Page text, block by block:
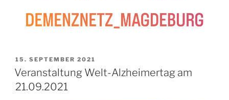
VERÖFFENTLICHT
AM
15. SEPTEMBER 2021
Veranstaltung Welt-Alzheimertag am
21.09.2021